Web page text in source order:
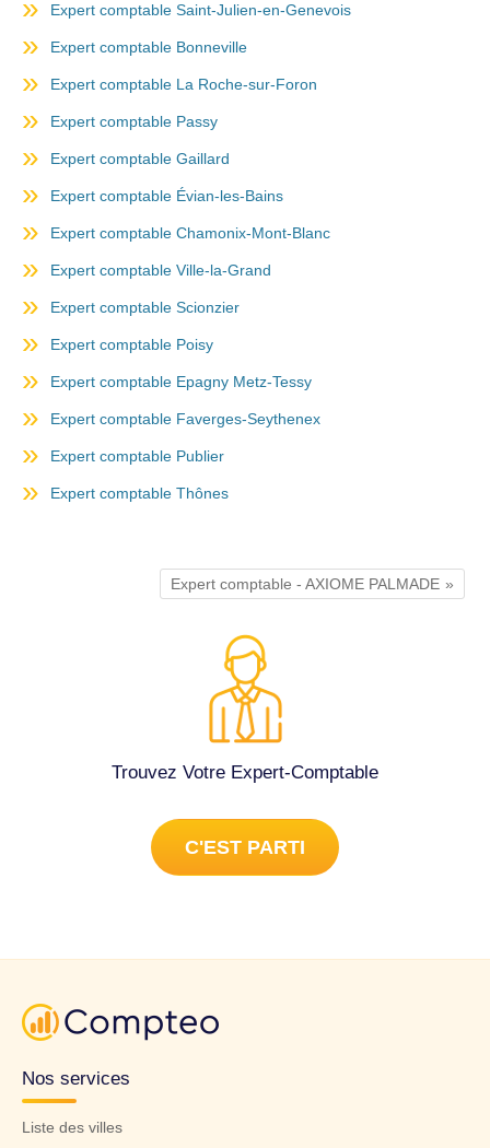
Expert comptable Saint-Julien-en-Genevois
Expert comptable Bonneville
Expert comptable La Roche-sur-Foron
Expert comptable Passy
Expert comptable Gaillard
Expert comptable Évian-les-Bains
Expert comptable Chamonix-Mont-Blanc
Expert comptable Ville-la-Grand
Expert comptable Scionzier
Expert comptable Poisy
Expert comptable Epagny Metz-Tessy
Expert comptable Faverges-Seythenex
Expert comptable Publier
Expert comptable Thônes
Expert comptable - AXIOME PALMADE
Trouvez Votre Expert-Comptable
C'EST PARTI
Nos services
Liste des villes